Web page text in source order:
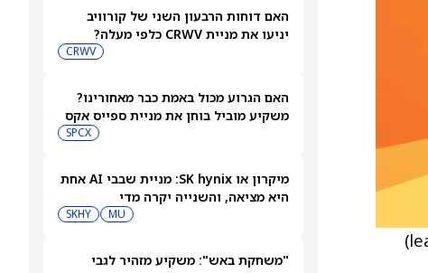
האם דוחות הרבעון השני של קורוויב
יניעו את מניית CRWV כלפי מעלה?
CRWV
האם הגרוע מכול באמת כבר מאחורינו?
משקיע מוביל בוחן את מניית ספייס אקס
SPCX
מיקרון או SK hynix: מניית שבבי AI אחת
היא מציאה, והשנייה יקרה מדי
MU
SKHY
"משחקת באש": משקיע מזהיר לגבי
Seaport Global Securities LLC שימשה כמנהלת ספר ההזמנות המובילה (lead book-running manager)